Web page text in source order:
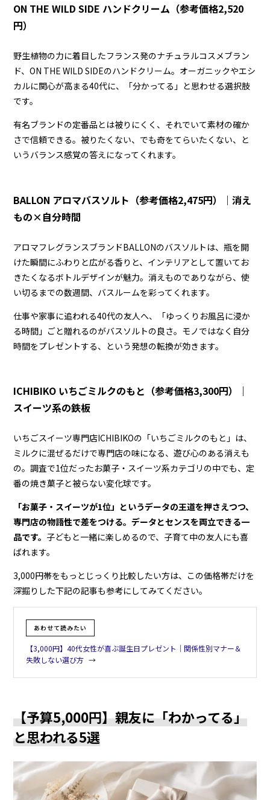
ON THE WILD SIDE ハンドクリーム（参考価格2,520
円）
野生植物の力に着目したフランス発のナチュラルコスメブラン
ド、ON THE WILD SIDEのハンドクリーム。オーガニックやエシ
カルに関心が高まる40代に、「分かってる」と思わせる選択肢
です。
有名ブランドの定番品とは被りにくく、それでいて素材の確か
さで信頼できる。被りたくない、でも奇をてらいたくない、と
いうバランス感覚の答えになってくれます。
BALLON アロマバスソルト（参考価格2,475円）｜消え
もの×自分時間
アロマフレグランスブランドBALLONのバスソルトは、瓶を開
けた瞬間にふわりと広がる香りと、インテリアとして置いてお
きたくなるボトルデザインが魅力。消えものでありながら、使
い切るまでの数週間、バスルームを彩ってくれます。
仕事や家事に追われる40代の友人へ、「ゆっくりお風呂に浸か
る時間」ごと贈れるのがバスソルトの良さ。モノではなく自分
時間をプレゼントする、という発想の転換が効きます。
ICHIBIKO いちごミルクのもと（参考価格3,300円）｜
スイーツ系の鉄板
いちごスイーツ専門店ICHIBIKOの「いちごミルクのもと」は、
ミルクに混ぜるだけで専門店の味になる、遊び心のある消えも
の。調査で1位だったお菓子・スイーツ系カテゴリの中でも、定
番の焼き菓子と被らない変化球です。
「お菓子・スイーツが1位」というデータの王道を押さえつつ、
専門店の物語性で差をつける。データとセンスを両立できる一
品です。 子どもと一緒に楽しめるので、子育て中の友人にも喜
ばれます。
3,000円帯をもっとじっくり比較したい方は、この価格帯だけを
深掘りした下記の記事も参考にしてみてください。
あわせて読みたい
【3,000円】40代女性が喜ぶ誕生日プレゼント｜関係性別マナー＆
失敗しない選び方
【予算5,000円】親友に「わかってる」
と思われる5選